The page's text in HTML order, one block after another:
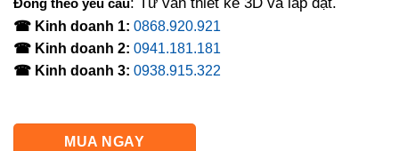
Đóng theo yêu cầu
☎ Kinh doanh 1: 0868.920.921
☎ Kinh doanh 2: 0941.181.181
☎ Kinh doanh 3: 0938.915.322
MUA NGAY